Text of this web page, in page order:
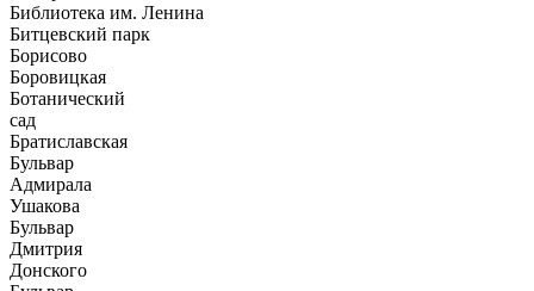
Библиотека им. Ленина
Битцевский парк
Борисово
Боровицкая
Ботанический
сад
Братиславская
Бульвар
Адмирала
Ушакова
Бульвар
Дмитрия
Донского